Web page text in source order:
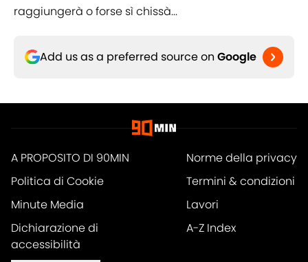
raggiungerà o forse sì chissà...
Add us as a preferred source on Google
A PROPOSITO DI 90MIN
Norme della privacy
Politica di Cookie
Termini & condizioni
Minute Media
Lavori
Dichiarazione di
accessibilità
A-Z Index